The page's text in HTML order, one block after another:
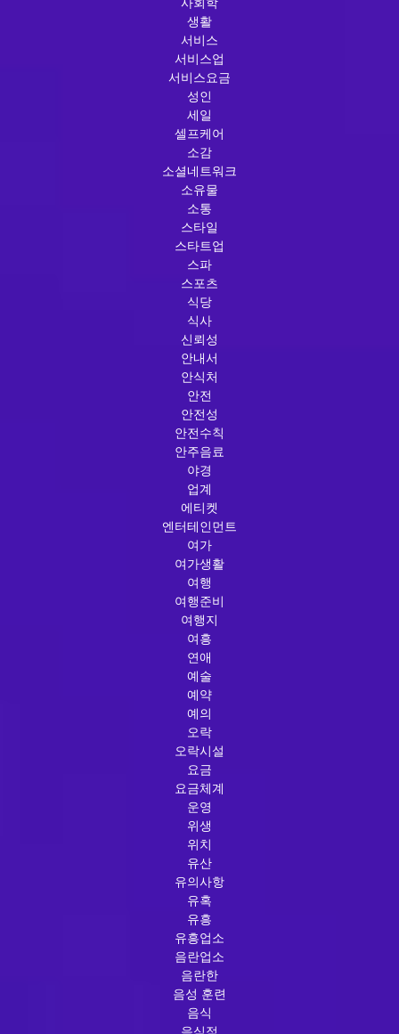
생활
서비스
서비스업
서비스요금
성인
세일
셀프케어
소감
소셜네트워크
소유물
소통
스타일
스타트업
스파
스포츠
식당
식사
신뢰성
안내서
안식처
안전
안전성
안전수칙
안주음료
야경
업계
에티켓
엔터테인먼트
여가
여가생활
여행
여행준비
여행지
여흥
연애
예술
예약
예의
오락
오락시설
요금
요금체계
운영
위생
위치
유산
유의사항
유혹
유흥
유흥업소
음란업소
음란한
음성 훈련
음식